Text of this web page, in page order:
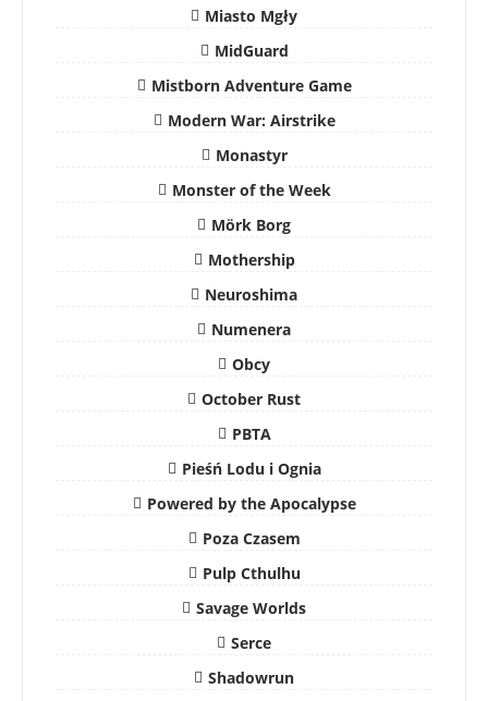
Miasto Mgły
MidGuard
Mistborn Adventure Game
Modern War: Airstrike
Monastyr
Monster of the Week
Mörk Borg
Mothership
Neuroshima
Numenera
Obcy
October Rust
PBTA
Pieśń Lodu i Ognia
Powered by the Apocalypse
Poza Czasem
Pulp Cthulhu
Savage Worlds
Serce
Shadowrun